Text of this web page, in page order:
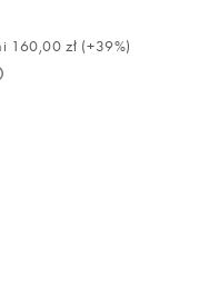
cena od 30 dni 160,00
160,00 zł (+39%)